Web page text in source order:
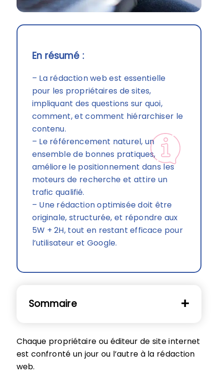
En résumé :
– La rédaction web est essentielle
pour les propriétaires de sites,
impliquant des questions sur quoi,
comment, et comment hiérarchiser le
contenu.
– Le référencement naturel, un
ensemble de bonnes pratiques,
améliore le positionnement dans les
moteurs de recherche et attire un
trafic qualifié.
– Une rédaction optimisée doit être
originale, structurée, et répondre aux
5W + 2H, tout en restant efficace pour
l’utilisateur et Google.
Sommaire
Chaque propriétaire ou éditeur de site internet
est confronté un jour ou l’autre à la rédaction
web.